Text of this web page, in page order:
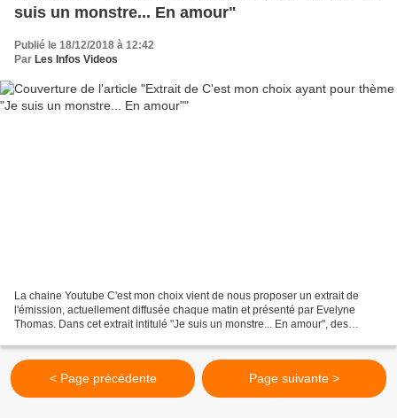
suis un monstre... En amour"
Publié le 18/12/2018 à 12:42
Par Les Infos Videos
La chaine Youtube C'est mon choix vient de nous proposer un extrait de
l'émission, actuellement diffusée chaque matin et présenté par Evelyne
Thomas. Dans cet extrait intitulé "Je suis un monstre... En amour", des
< Page précédente Page suivante >